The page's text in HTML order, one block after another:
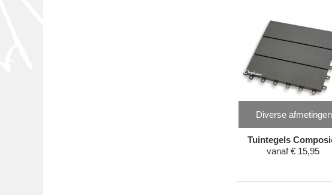
Diverse afmetingen
Tuintegels
vanaf € 15,95